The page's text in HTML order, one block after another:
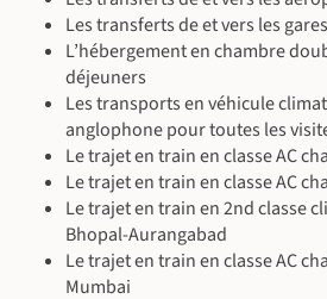
En voiture avec chauffeur
Petit-déjeuner inclus - déjeuner & dîner
Assistance anglophone, Chauffeur
En voiture avec chauffeur, En train
En train (~8 h)
musulman en 1905 en l'honneur du
À l'hôtel - Suba Palace / Standard
Petit-déjeuner inclus - déjeuner & dîner
Chauffeur anglophone
En voiture avec chauffeur
En voiture avec chauffeur, En train
En train (~10 h)
Les transferts de et vers les gares
L’hébergement en chambre
déjeuners
Les transports en véhicule
anglophone pour toutes les
Le trajet en train en classe AC
Le trajet en train en classe AC
Le trajet en train en 2nd classe
Bhopal-Aurangabad
Le trajet en train en classe AC
Mumbai